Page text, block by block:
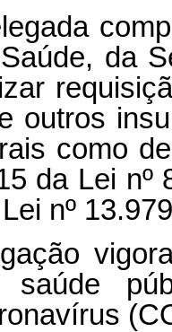
da
outros
como
da Lei nº
nº
saúde